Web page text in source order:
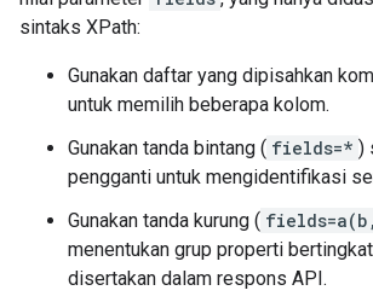
sintaks XPath:
Gunakan daftar yang dipisahkan
untuk memilih beberapa kolom.
Gunakan tanda bintang ( fields=* )
pengganti untuk mengidentifikasi
Gunakan tanda kurung (
menentukan grup properti
disertakan dalam respons API.